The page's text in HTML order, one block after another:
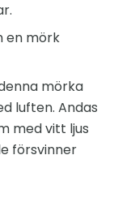
en mörk
mörka
luften. Andas
med vitt ljus
försvinner